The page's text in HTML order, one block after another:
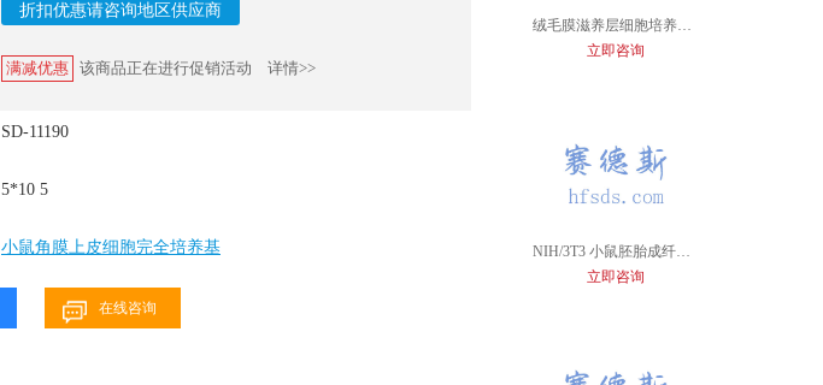
折扣优惠请咨询地区供应商
满减优惠 该商品正在进行促销活动 详情>>
SD-11190
5*10 5
小鼠角膜上皮细胞完全培养基
在线咨询
绒毛膜滋养层细胞培养体系
立即咨询
NIH/3T3 小鼠胚胎成纤维细胞
立即咨询